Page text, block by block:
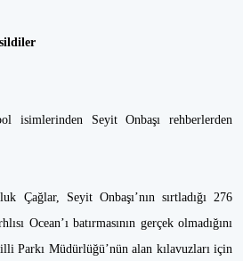
isimlerinden Seyit Onbaşı rehberlerden
Çağlar, Seyit Onbaşı’nın sırtladığı 276
Ocean’ı batırmasının gerçek olmadığını
Parkı Müdürlüğü’nün alan kılavuzları için